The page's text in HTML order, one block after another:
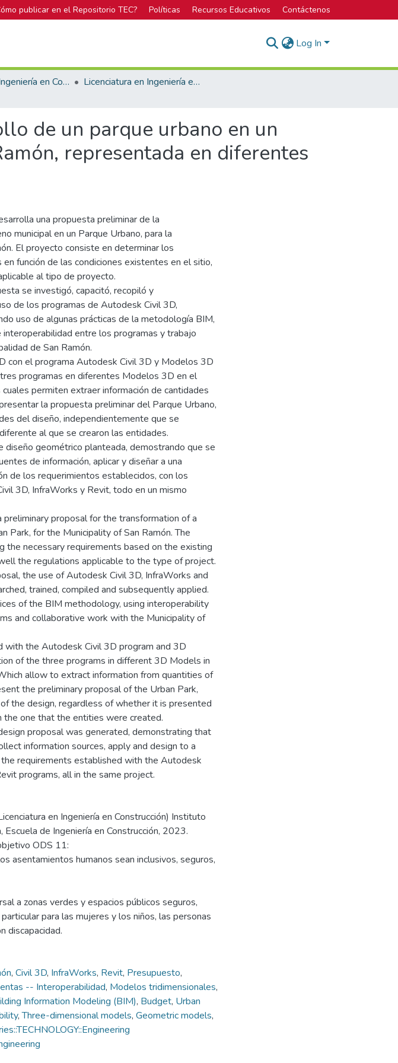
publicar en el Repositorio TEC? Políticas Recursos Educativos Contáctenos
Log In
Escuela de Ingeniería en Construcción
Licenciatura en Ingeniería en Construcción
de un parque urbano en un
representada en diferentes
una propuesta preliminar de la
municipal en un Parque Urbano, para la
El proyecto consiste en determinar los
función de las condiciones existentes en el sitio,
al tipo de proyecto.
se investigó, capacitó, recopiló y
de los programas de Autodesk Civil 3D,
uso de algunas prácticas de la metodología BIM,
entre los programas y trabajo
de San Ramón.
con el programa Autodesk Civil 3D y Modelos 3D
programas en diferentes Modelos 3D en el
permiten extraer información de cantidades
la propuesta preliminar del Parque Urbano,
del diseño, independientemente que se
al que se crearon las entidades.
diseño geométrico planteada, demostrando que se
de información, aplicar y diseñar a una
de los requerimientos establecidos, con los
3D, InfraWorks y Revit, todo en un mismo
proposal for the transformation of a
Park, for the Municipality of San Ramón. The
the necessary requirements based on the existing
the regulations applicable to the type of project.
the use of Autodesk Civil 3D, InfraWorks and
trained, compiled and subsequently applied.
of the BIM methodology, using interoperability
and collaborative work with the Municipality of
the Autodesk Civil 3D program and 3D
of the three programs in different 3D Models in
allow to extract information from quantities of
the preliminary proposal of the Urban Park,
the design, regardless of whether it is presented
the one that the entities were created.
proposal was generated, demonstrating that
information sources, apply and design to a
requirements established with the Autodesk
programs, all in the same project.
en Ingeniería en Construcción) Instituto
Escuela de Ingeniería en Construcción, 2023.
ODS 11:
asentamientos humanos sean inclusivos, seguros,
a zonas verdes y espacios públicos seguros,
para las mujeres y los niños, las personas
discapacidad.
, Civil 3D, InfraWorks, Revit, Presupuesto,
-- Interoperabilidad, Modelos tridimensionales,
Information Modeling (BIM), Budget, Urban
,Three-dimensional models, Geometric models,